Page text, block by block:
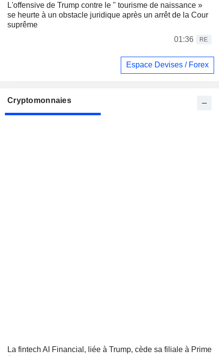
L'offensive de Trump contre le " tourisme de naissance »
se heurte à un obstacle juridique après un arrêt de la Cour
suprême
01:36
RE
Espace Devises / Forex
Cryptomonnaies
La fintech AI Financial, liée à Trump, cède sa filiale à Prime